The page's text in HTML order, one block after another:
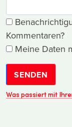
Kommentaren?
Meine Daten
SENDEN
Was passiert mit